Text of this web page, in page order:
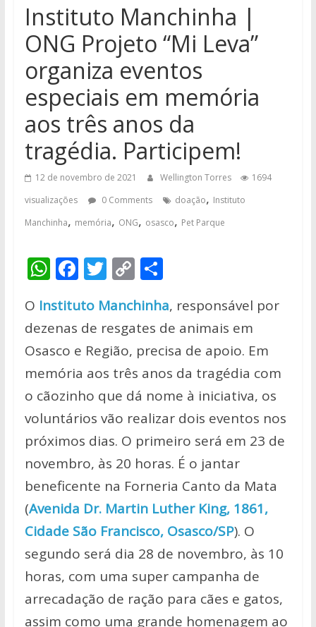
Instituto Manchinha |
ONG Projeto “Mi Leva”
organiza eventos
especiais em memória
aos três anos da
tragédia. Participem!
12 de novembro de 2021 Wellington Torres
1694
visualizações
0 Comments doação, Instituto
Manchinha, memória, ONG, osasco, Pet Parque
W
at
s
A
p
p
F
e
b
o
o
k
T
itt
er
C
p
y
Li
n
k
S
ar
e
O Instituto Manchinha, responsável por
dezenas de resgates de animais em
Osasco e Região, precisa de apoio. Em
memória aos três anos da tragédia com
o cãozinho que dá nome à iniciativa, os
voluntários vão realizar dois eventos nos
próximos dias. O primeiro será em 23 de
novembro, às 20 horas. É o jantar
beneficente na Forneria Canto da Mata
(Avenida Dr. Martin Luther King, 1861,
Cidade São Francisco, Osasco/SP). O
segundo será dia 28 de novembro, às 10
horas, com uma super campanha de
arrecadação de ração para cães e gatos,
assim como uma grande homenagem ao